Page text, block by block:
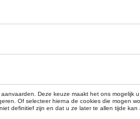
bestellen